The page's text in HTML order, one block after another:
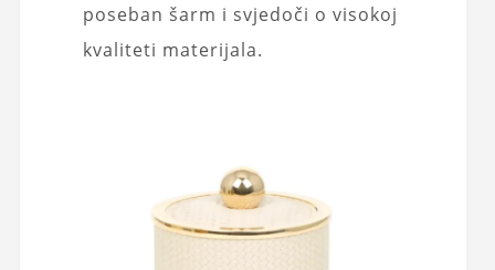
poseban šarm i svjedoči o visokoj
kvaliteti materijala.